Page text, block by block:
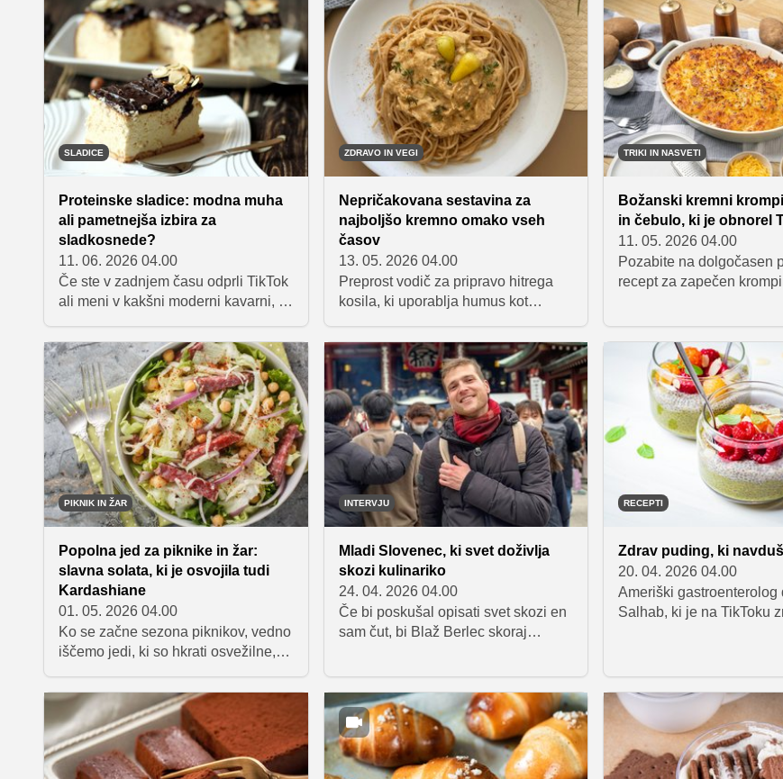
"scrambled oats" oziroma umešane
ovsene kosmiče. Gre za nekoliko
drugačen način priprave klasičnih
ovsenih kosmičev, ki jih uporabniki
družbenih omrežij predstavljajo kot
okusen, hranljiv in enostaven zajtrk,
ki je pripravljen v nekaj minutah.
tropskim okusom, živimi barvami ter
hitro in enostavno pripravo.
splet. Posnetki priprave
jogurtovih grižljajev z
čokolado zbirajo milijone
uporabniki pa jih
popolno poletno sladico
zdravo alternativo
SLADICE
Proteinske sladice: modna muha
ali pametnejša izbira za
sladkosnede?
11. 06. 2026 04.00
Če ste v zadnjem času odprli TikTok
ali meni v kakšni moderni kavarni, je
novih "proteinskih" različic nekaterih
priljubljenih sladic. Od čokoladnih
pudingov do sladoledov in tort.
Proteinske sladice so postale
stalnica, ki je hitro prešla iz fitnes
sveta v vsakdanjo prehrano.
ZDRAVO IN VEGI
Nepričakovana sestavina za
najboljšo kremno omako vseh
časov
13. 05. 2026 04.00
Preprost vodič za pripravo hitrega
kosila, ki uporablja humus kot
navdušil. Idealen recept za tiste, ki
ste močno zaposleni in potrebujete
kaj na hitro, pa tudi za tiste, ki iščete
nove in okusne ideje.
TRIKI IN NASVETI
Božanski kremni
in čebulo, ki je obnorel
11. 05. 2026 04.00
Pozabite na dolgočasen
recept za zapečen
prilogo in navdušil vse
mizo.
PIKNIK IN ŽAR
Popolna jed za piknike in žar:
slavna solata, ki je osvojila tudi
Kardashiane
01. 05. 2026 04.00
Ko se začne sezona piknikov, vedno
iščemo jedi, ki so hkrati osvežilne,
izstopajo na mizi. Prav takšna je
znamenita La Scala solata –
preprosta, a izjemno okusna klasika,
ki jo danes obožujejo tako ljubitelji
kulinarike kot tudi svetovne zvezde.
INTERVJU
Mladi Slovenec, ki svet doživlja
skozi kulinariko
24. 04. 2026 04.00
Če bi poskušal opisati svet skozi en
sam čut, bi Blaž Berlec skoraj
Ljubljani, ki stoji za profilom Yummy
Avanture, je tisti tip sodobnega
digitalnega pripovedovalca, ki ne
ločuje več med potovanjem, hrano in
kulturo. Vse se zlije v eno izkušnjo,
RECEPTI
Zdrav puding, ki
20. 04. 2026 04.00
Ameriški gastroenterolog
Salhab, ki je na TikToku
spletna uspešnica.